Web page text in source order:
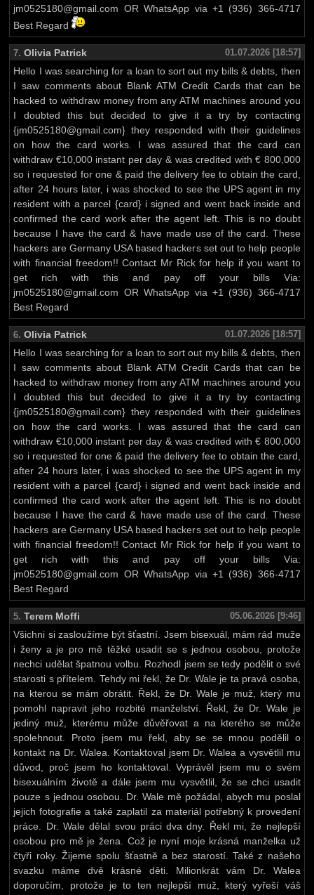
jm0525180@gmail.com OR WhatsApp via +1 (936) 366-4717
Best Regard
7. Olivia Patrick
01.07.2026 [18:57]
Hello I was searching for a loan to sort out my bills & debts, then
I saw comments about Blank ATM Credit Cards that can be
hacked to withdraw money from any ATM machines around you
I doubted this but decided to give it a try by contacting
{jm0525180@gmail.com} they responded with their guidelines
on how the card works. I was assured that the card can
withdraw €10,000 instant per day & was credited with € 800,000
so i requested for one & paid the delivery fee to obtain the card,
after 24 hours later, i was shocked to see the UPS agent in my
resident with a parcel {card} i signed and went back inside and
confirmed the card work after the agent left. This is no doubt
because I have the card & have made use of the card. These
hackers are Germany USA based hackers set out to help people
with financial freedom!! Contact Mr Rick for help if you want to
get rich with this and pay off your bills Via:
jm0525180@gmail.com OR WhatsApp via +1 (936) 366-4717
Best Regard
6. Olivia Patrick
01.07.2026 [18:57]
Hello I was searching for a loan to sort out my bills & debts, then
I saw comments about Blank ATM Credit Cards that can be
hacked to withdraw money from any ATM machines around you
I doubted this but decided to give it a try by contacting
{jm0525180@gmail.com} they responded with their guidelines
on how the card works. I was assured that the card can
withdraw €10,000 instant per day & was credited with € 800,000
so i requested for one & paid the delivery fee to obtain the card,
after 24 hours later, i was shocked to see the UPS agent in my
resident with a parcel {card} i signed and went back inside and
confirmed the card work after the agent left. This is no doubt
because I have the card & have made use of the card. These
hackers are Germany USA based hackers set out to help people
with financial freedom!! Contact Mr Rick for help if you want to
get rich with this and pay off your bills Via:
jm0525180@gmail.com OR WhatsApp via +1 (936) 366-4717
Best Regard
5. Terem Moffi
05.06.2026 [9:46]
Všichni si zasloužíme být šťastní. Jsem bisexuál, mám rád muže
i ženy a je pro mě těžké usadit se s jednou osobou, protože
nechci udělat špatnou volbu. Rozhodl jsem se tedy podělit o své
starosti s přítelem. Tehdy mi řekl, že Dr. Wale je ta pravá osoba,
na kterou se mám obrátit. Řekl, že Dr. Wale je muž, který mu
pomohl napravit jeho rozbité manželství. Řekl, že Dr. Wale je
jediný muž, kterému může důvěřovat a na kterého se může
spolehnout. Proto jsem mu řekl, aby se se mnou podělil o
kontakt na Dr. Walea. Kontaktoval jsem Dr. Walea a vysvětlil mu
důvod, proč jsem ho kontaktoval. Vyprávěl jsem mu o svém
bisexuálním životě a dále jsem mu vysvětlil, že se chci usadit
pouze s jednou osobou. Dr. Wale mě požádal, abych mu poslal
jejich fotografie a také zaplatil za materiál potřebný k provedení
práce. Dr. Wale dělal svou práci dva dny. Řekl mi, že nejlepší
osobou pro mě je žena. Což je nyní moje krásná manželka už
čtyři roky. Žijeme spolu šťastně a bez starostí. Také z našeho
svazku máme dvě krásné děti. Milionkrát vám Dr. Walea
doporučím, protože je to ten nejlepší muž, který vyřeší váš